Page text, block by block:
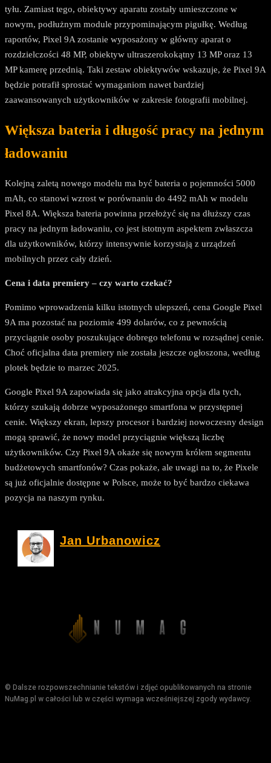
tyłu. Zamiast tego, obiektywy aparatu zostały umieszczone w
nowym, podłużnym module przypominającym pigułkę. Według
raportów, Pixel 9A zostanie wyposażony w główny aparat o
rozdzielczości 48 MP, obiektyw ultraszerokokątny 13 MP oraz 13
MP kamerę przednią. Taki zestaw obiektywów wskazuje, że Pixel 9A
będzie potrafił sprostać wymaganiom nawet bardziej
zaawansowanych użytkowników w zakresie fotografii mobilnej.
Większa bateria i długość pracy na jednym
ładowaniu
Kolejną zaletą nowego modelu ma być bateria o pojemności 5000
mAh, co stanowi wzrost w porównaniu do 4492 mAh w modelu
Pixel 8A. Większa bateria powinna przełożyć się na dłuższy czas
pracy na jednym ładowaniu, co jest istotnym aspektem zwłaszcza
dla użytkowników, którzy intensywnie korzystają z urządzeń
mobilnych przez cały dzień.
Cena i data premiery – czy warto czekać?
Pomimo wprowadzenia kilku istotnych ulepszeń, cena Google Pixel
9A ma pozostać na poziomie 499 dolarów, co z pewnością
przyciągnie osoby poszukujące dobrego telefonu w rozsądnej cenie.
Choć oficjalna data premiery nie została jeszcze ogłoszona, według
plotek będzie to marzec 2025.
Google Pixel 9A zapowiada się jako atrakcyjna opcja dla tych,
którzy szukają dobrze wyposażonego smartfona w przystępnej
cenie. Większy ekran, lepszy procesor i bardziej nowoczesny design
mogą sprawić, że nowy model przyciągnie większą liczbę
użytkowników. Czy Pixel 9A okaże się nowym królem segmentu
budżetowych smartfonów? Czas pokaże, ale uwagi na to, że Pixele
są już oficjalnie dostępne w Polsce, może to być bardzo ciekawa
pozycja na naszym rynku.
Jan Urbanowicz
© Dalsze rozpowszechnianie tekstów i zdjęć opublikowanych na stronie
NuMag.pl w całości lub w części wymaga wcześniejszej zgody wydawcy.